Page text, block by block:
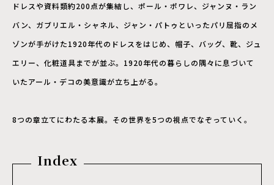
ドレスや資料類約200点が集結し、ポール・ポワレ、ジャンヌ・ラン
バン、ガブリエル・シャネル、ジャン・パトゥといったパリ屈指のメ
ゾンが手がけた1920年代のドレスをはじめ、帽子、バッグ、靴、ジュ
エリー、化粧道具までが並ぶ。1920年代の暮らしの隅々に息づいて
いたアール・デコの美意識が立ち上がる。
8つの章立てにわたる本展。その世界を5つの視点でなぞっていく。
Index